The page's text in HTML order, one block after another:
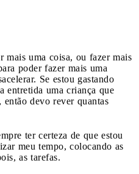
mais uma coisa, ou fazer mais
poder fazer mais uma
Se estou gastando
entretida uma criança que
então devo rever quantas
ter certeza de que estou
meu tempo, colocando as
as tarefas.